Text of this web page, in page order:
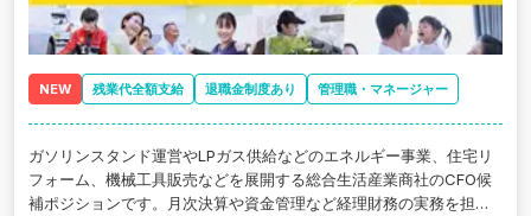
NEW 残業代全額支給 退職金制度あり 管理職・マネージャー
ガソリンスタンド運営やLPガス供給などのエネルギー事業、住宅リ
フォーム、機械工具販売などを展開する総合生活産業商社のCFO候
補ポジションです。月次決算や資金管理など経理財務の実務を担い